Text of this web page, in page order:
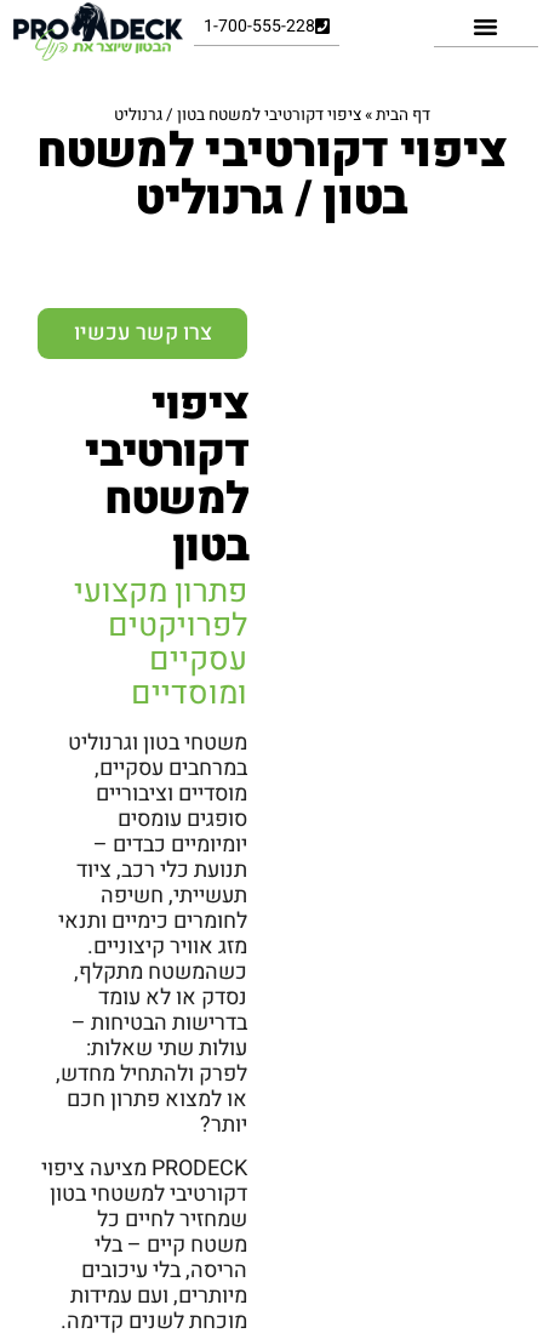
1-700-555-228
דף הבית»ציפוי דקורטיבי למשטח בטון / גרנוליט
ציפוי דקורטיבי למשטח
בטון / גרנוליט
צרו קשר עכשיו
ציפוי
דקורטיבי
למשטח
בטון
פתרון מקצועי
לפרויקטים
עסקיים
ומוסדיים
משטחי בטון וגרנוליט
במרחבים עסקיים,
מוסדיים וציבוריים
סופגים עומסים
יומיומיים כבדים –
תנועת כלי רכב, ציוד
תעשייתי, חשיפה
לחומרים כימיים ותנאי
מזג אוויר קיצוניים.
כשהמשטח מתקלף,
נסדק או לא עומד
בדרישות הבטיחות –
עולות שתי שאלות:
לפרק ולהתחיל מחדש,
או למצוא פתרון חכם
יותר?
PRODECK מציעה ציפוי
דקורטיבי למשטחי בטון
שמחזיר לחיים כל
משטח קיים – בלי
הריסה, בלי עיכובים
מיותרים, ועם עמידות
מוכחת לשנים קדימה.